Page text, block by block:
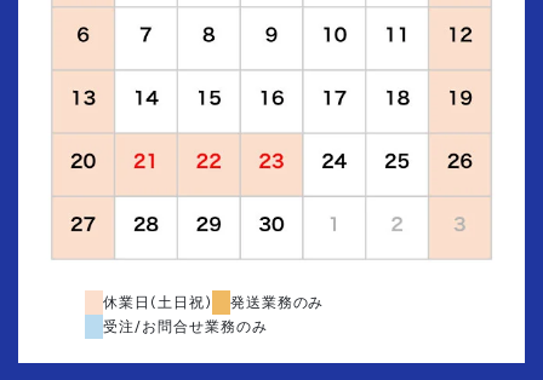
休業日(土日祝)
発送業務のみ
受注/お問合せ業務のみ